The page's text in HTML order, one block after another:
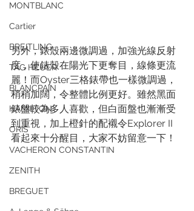
MONTBLANC
Cartier
BREITLING
TAG HEUER
BLANCPAIN
HAMILTON
ORIS
VACHERON CONSTANTIN
ZENITH
BREGUET
另外，錶殼兩邊微調過，加強光線反射
度，使錶殼在陽光下更奪目，線條更流
麗！而Oyster三格錶帶也一樣微調過，
稍稍加闊，令整體比例更好。雖然黑面
錶盤較為多人喜歡，但白面盤也漸漸受
到重視，加上橙針的配襯令Explorer II
看起來十分醒目，大家不妨留意一下！